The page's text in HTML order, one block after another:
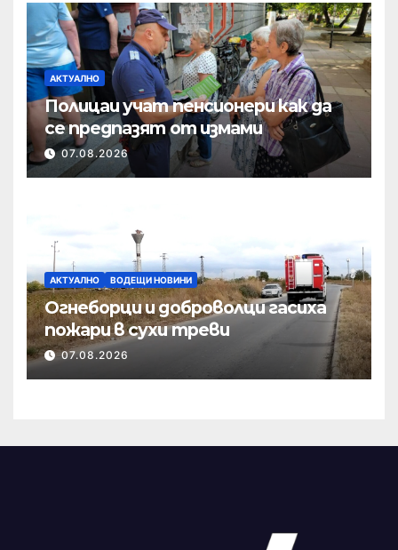
АКТУАЛНО
Полицаи учат пенсионери как да
се предпазят от измами
07.08.2026
АКТУАЛНО ВОДЕЩИ НОВИНИ
Огнеборци и доброволци гасиха
пожари в сухи треви
07.08.2026